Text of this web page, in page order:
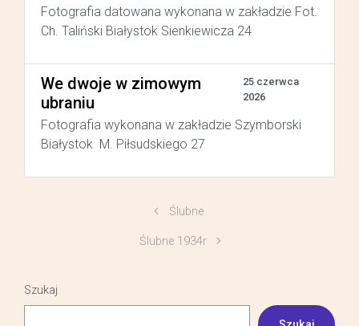
Fotografia datowana wykonana w zakładzie Fot.
Ch. Taliński Białystok Sienkiewicza 24
We dwoje w zimowym
ubraniu
25 czerwca
2026
Fotografia wykonana w zakładzie Szymborski
Białystok M. Piłsudskiego 27
Ślubne
Ślubne 1934r
Szukaj